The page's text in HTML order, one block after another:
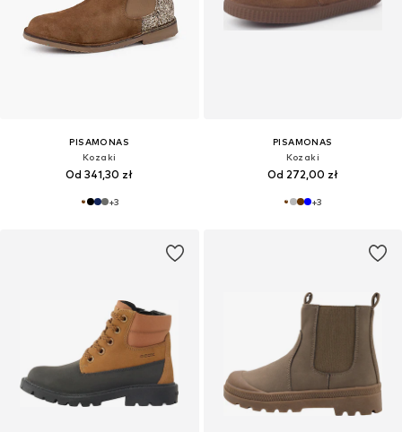
PISAMONAS
Kozaki
Od 341,30 zł
+3
PISAMONAS
Kozaki
Od 272,00 zł
+3